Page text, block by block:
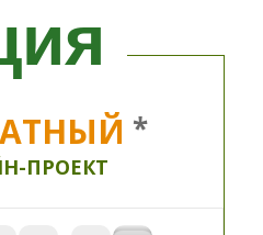
*
ПРОЕКТ